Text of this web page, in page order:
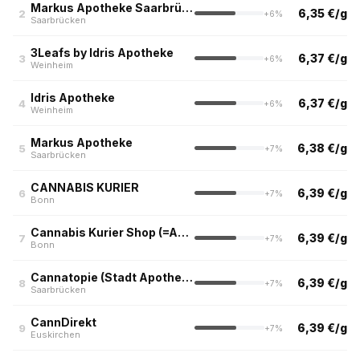
2 Markus Apotheke Saarbrücken
Saarbrücken
+6% 6,35 €/g
3 3Leafs by Idris Apotheke
Weinheim
+6% 6,37 €/g
4 Idris Apotheke
Weinheim
+6% 6,37 €/g
5 Markus Apotheke
Saarbrücken
+7% 6,38 €/g
6 CANNABIS KURIER
Bonn
+7% 6,39 €/g
7 Cannabis Kurier Shop (=Apotheke im Knauber)
Bonn
+7% 6,39 €/g
8 Cannatopie (Stadt Apotheke, Saarbrücken)
Saarbrücken
+7% 6,39 €/g
9 CannDirekt
Euskirchen
+7% 6,39 €/g